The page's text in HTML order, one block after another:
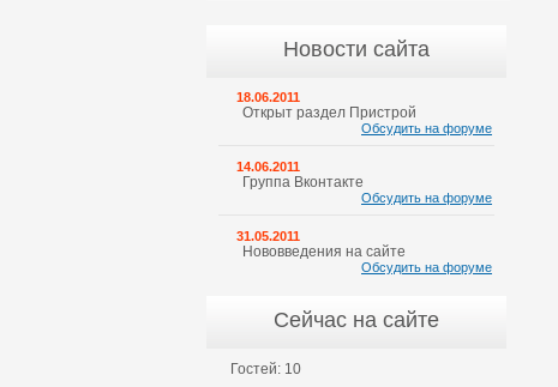
Новости сайта
18.06.2011
Открыт раздел Пристрой
Обсудить на форуме
14.06.2011
Группа Вконтакте
Обсудить на форуме
31.05.2011
Нововведения на сайте
Обсудить на форуме
Сейчас на сайте
Гостей: 10